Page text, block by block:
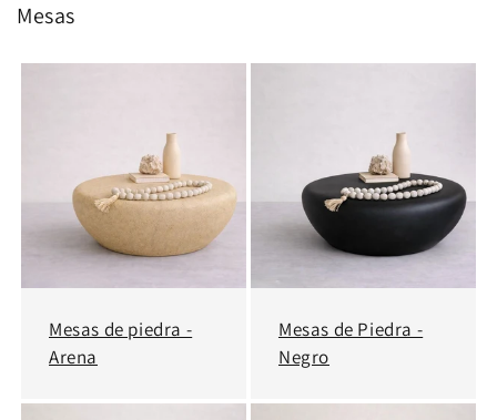
Mesas
Mesas de piedra -
Arena
Mesas de Piedra -
Negro